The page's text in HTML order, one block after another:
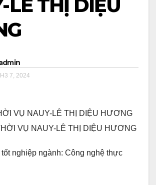
LÊ THỊ DIỆU
7, 2024
VỤ NAUY-LÊ THỊ DIỆU HƯƠNG
nghiệp ngành: Công nghệ thực